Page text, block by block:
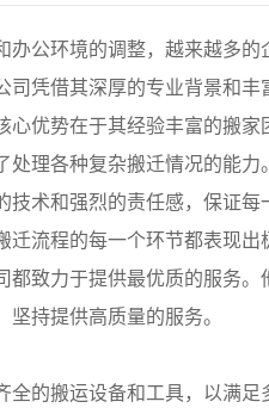
公环境的调整，越来越多的
司凭借其深厚的专业背景和
优势在于其经验丰富的搬家
处理各种复杂搬迁情况的能
技术和强烈的责任感，保证
流程的每一个环节都表现出
都致力于提供最优质的服务
持提供高质量的服务。
的搬运设备和工具，以满足